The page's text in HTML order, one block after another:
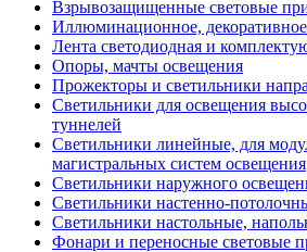
Взрывозащищенные световые
Иллюминационное,
Лента светодиодная и
Опоры, мачты освещения
Прожекторы и светильники
Светильники для освещения
туннелей
Светильники линейные, для
магистральных систем освещения
Светильники наружного
Светильники настенно-
Светильники настольные,
Фонари и переносные световые